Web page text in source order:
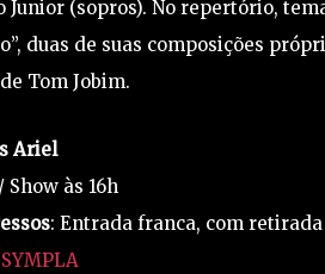
(sopros). No repertório,
duas de suas composições
Tom Jobim.
Ariel
às 16h
: Entrada franca, com retirada
SYMPLA